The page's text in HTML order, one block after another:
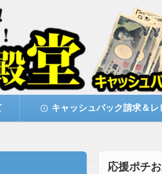
クの殿堂
キャッシュバック請求＆
応援ポチ